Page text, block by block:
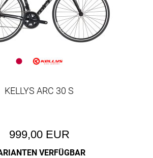
KELLYS ARC 30 S
999,00 EUR
VERFÜGBAR